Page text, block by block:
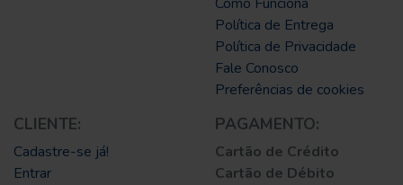
Política de Entrega
Política de Privacidade
Fale Conosco
Preferências de cookies
CLIENTE:
Cadastre-se já!
Entrar
PAGAMENTO:
Cartão de Crédito
Cartão de Débito